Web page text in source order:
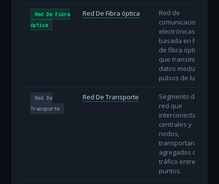
Red De Fibra
óptica
Red De Fibra óptica
Red de
comunicaciones
electrónicas
basada en hilos
de fibra óptica
que transmiten
datos mediante
pulsos de luz.
Red De
Transporte
Red De Transporte
Segmento de
red que
interconecta
centrales y
nodos,
transportando
agregados de
tráfico entre
puntos.